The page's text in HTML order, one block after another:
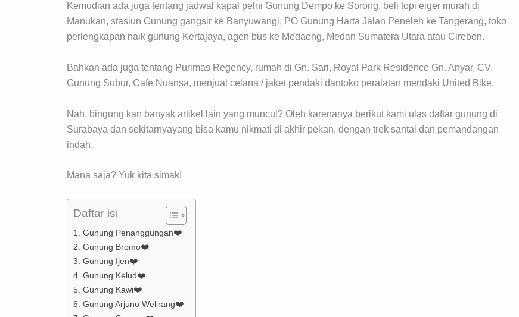
Kemudian ada juga tentang jadwal kapal pelni Gunung Dempo ke Sorong, beli topi eiger murah di
Manukan, stasiun Gunung gangsir ke Banyuwangi, PO Gunung Harta Jalan Peneleh ke Tangerang, toko
perlengkapan naik gunung Kertajaya, agen bus ke Medaeng, Medan Sumatera Utara atau Cirebon.
Bahkan ada juga tentang Purimas Regency, rumah di Gn. Sari, Royal Park Residence Gn. Anyar, CV.
Gunung Subur, Cafe Nuansa, menjual celana / jaket pendaki dantoko peralatan mendaki United Bike.
Nah, bingung kan banyak artikel lain yang muncul? Oleh karenanya berikut kami ulas daftar gunung di
Surabaya dan sekitarnyayang bisa kamu nikmati di akhir pekan, dengan trek santai dan pemandangan
indah.
Mana saja? Yuk kita simak!
Daftar isi
1. Gunung Penanggungan❤️
2. Gunung Bromo❤️
3. Gunung Ijen❤️
4. Gunung Kelud❤️
5. Gunung Kawi❤️
6. Gunung Arjuno Welirang❤️